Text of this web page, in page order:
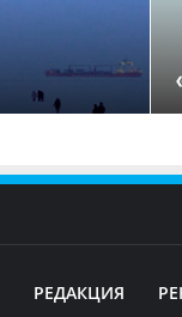
РЕДАКЦИЯ